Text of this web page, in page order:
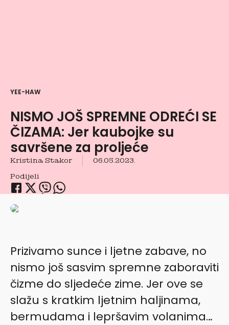
YEE-HAW
NISMO JOŠ SPREMNE ODREĆI SE
ČIZAMA: Jer kaubojke su
savršene za proljeće
Kristina Stakor
06.05.2023.
Podijeli
Prizivamo sunce i ljetne zabave, no
nismo još sasvim spremne zaboraviti
čizme do sljedeće zime. Jer ove se
slažu s kratkim ljetnim haljinama,
bermudama i lepršavim volanima…